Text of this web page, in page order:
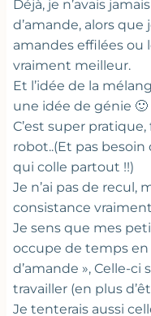
Déjà, je n’avais
d’amande, alors
amandes effilées ou
vraiment meilleur.
Et l’idée de la
une idée de génie 🙂
C’est super
robot..(Et pas
qui colle partout !!)
Je n’ai pas de recul,
consistance
Je sens que mes
occupe de temps
d’amande », Celle-
travailler (en plus
Je tenterais aussi